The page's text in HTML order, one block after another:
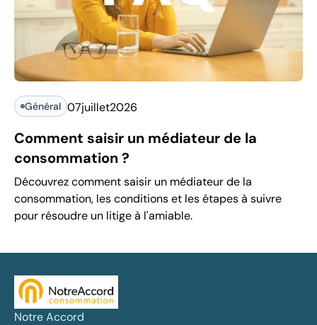
Général 07juillet2026
Comment saisir un médiateur de la
consommation ?
Découvrez comment saisir un médiateur de la
consommation, les conditions et les étapes à suivre
pour résoudre un litige à l'amiable.
Notre Accord